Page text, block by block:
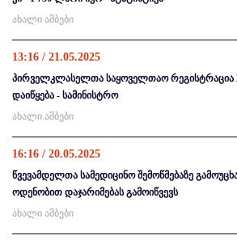
ახალი ამბები
13:16 / 21.05.2025
პირველკლასელთა საყოველთაო რეგისტრაცია
დაიწყება - სამინისტრო
ახალი ამბები
16:16 / 20.05.2025
წვევამდელთა სამედიცინო შემოწმებაზე
ოდენობით დაჯარიმებას გამოიწვევს
ახალი ამბები